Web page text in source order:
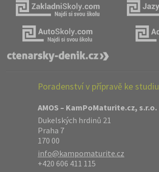
Poradenství v přípravě ke studiu
AMOS – KamPoMaturite.cz, s.r.o.
Dukelských hrdinů 21
Praha 7
170 00
info@kampomaturite.cz
+420 606 411 115